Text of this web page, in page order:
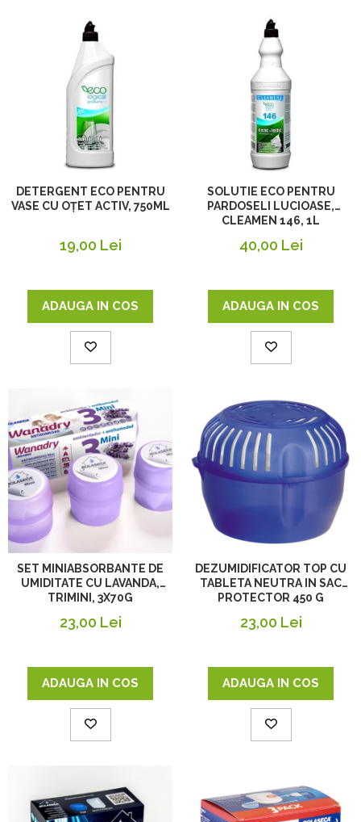
DETERGENT ECO PENTRU
VASE CU OȚET ACTIV, 750ML
19,00 Lei
ADAUGA IN COS
SOLUTIE ECO PENTRU
PARDOSELI LUCIOASE,
CLEAMEN 146, 1L
40,00 Lei
ADAUGA IN COS
SET MINIABSORBANTE DE
UMIDITATE CU LAVANDA,
TRIMINI, 3X70G
23,00 Lei
ADAUGA IN COS
DEZUMIDIFICATOR TOP CU
TABLETA NEUTRA IN SAC
PROTECTOR 450 G
23,00 Lei
ADAUGA IN COS